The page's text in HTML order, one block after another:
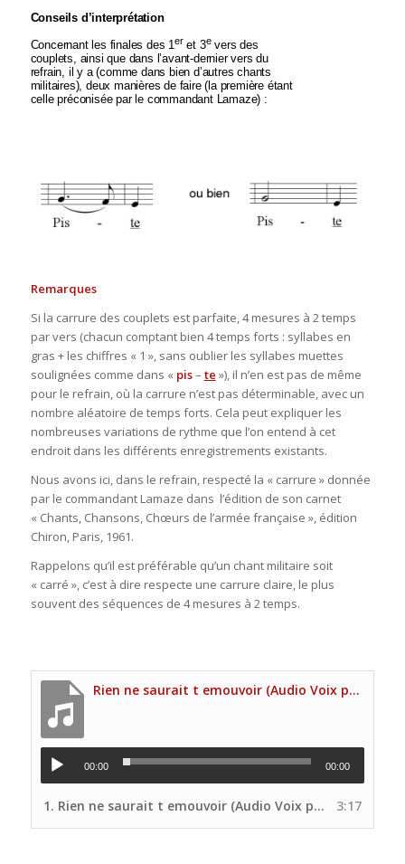
Conseils d’interprétation
Concernant les finales des 1er et 3evers des
couplets, ainsi que dans l’avant-dernier vers du
refrain, il y a (comme dans bien d’autres chants
militaires), deux manières de faire (la première étant
celle préconisée par le commandant Lamaze) :
Remarques
Si la carrure des couplets est parfaite, 4 mesures à 2 temps
par vers (chacun comptant bien 4 temps forts : syllabes en
gras + les chiffres « 1 », sans oublier les syllabes muettes
soulignées comme dans « pis– te »), il n’en est pas de même
pour le refrain, où la carrure n’est pas déterminable, avec un
nombre aléatoire de temps forts. Cela peut expliquer les
nombreuses variations de rythme que l’on entend à cet
endroit dans les différents enregistrements existants.
Nous avons ici, dans le refrain, respecté la « carrure » donnée
par le commandant Lamaze dans l’édition de son carnet
« Chants, Chansons, Chœurs de l’armée française », édition
Chiron, Paris, 1961.
Rappelons qu’il est préférable qu’un chant militaire soit
« carré », c’est à dire respecte une carrure claire, le plus
souvent des séquences de 4 mesures à 2 temps.
Rien ne saurait t emouvoir (Audio Voix principale Site UNP) (1)
00:00 00:00
1. Rien ne saurait t emouvoir (Audio Voix principale Site UNP) (1) 3:17